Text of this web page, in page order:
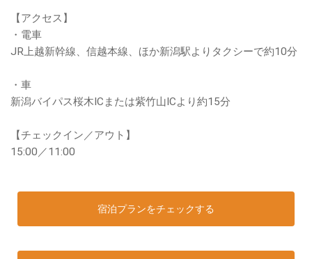
【アクセス】
・電車
JR上越新幹線、信越本線、ほか新潟駅よりタクシーで約10分
・車
新潟バイパス桜木ICまたは紫竹山ICより約15分
【チェックイン／アウト】
15:00／11:00
宿泊プランをチェックする